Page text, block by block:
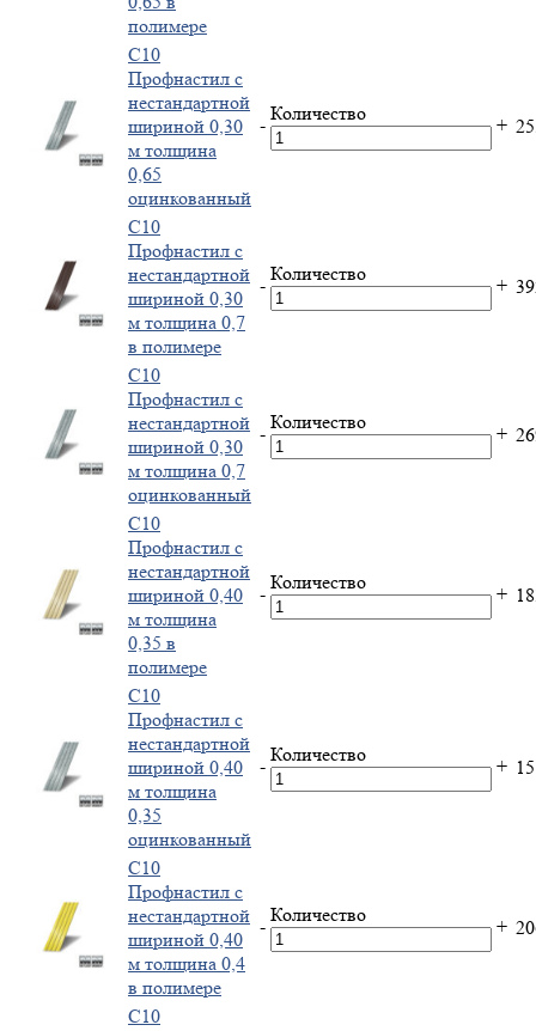
полимере
С10
Профнастил с
нестандартной
шириной 0,30
м толщина
0,65
оцинкованный
-
Количество
+
С10
Профнастил с
нестандартной
шириной 0,30
м толщина 0,7
в полимере
-
Количество
+
С10
Профнастил с
нестандартной
шириной 0,30
м толщина 0,7
оцинкованный
-
Количество
+
С10
Профнастил с
нестандартной
шириной 0,40
м толщина
0,35 в
полимере
-
Количество
+
С10
Профнастил с
нестандартной
шириной 0,40
м толщина
0,35
оцинкованный
-
Количество
+
С10
Профнастил с
нестандартной
шириной 0,40
м толщина 0,4
в полимере
-
Количество
+
С10